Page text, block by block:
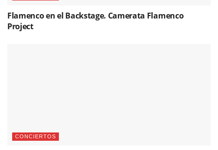
Flamenco en el Backstage. Camerata Flamenco
Project
CONCIERTOS